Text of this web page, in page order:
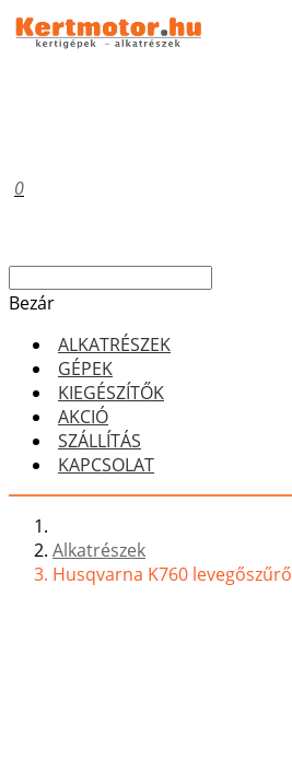
0
Bezár
ALKATRÉSZEK
GÉPEK
KIEGÉSZÍTŐK
AKCIÓ
SZÁLLÍTÁS
KAPCSOLAT
Alkatrészek
Husqvarna K760 levegőszűrő